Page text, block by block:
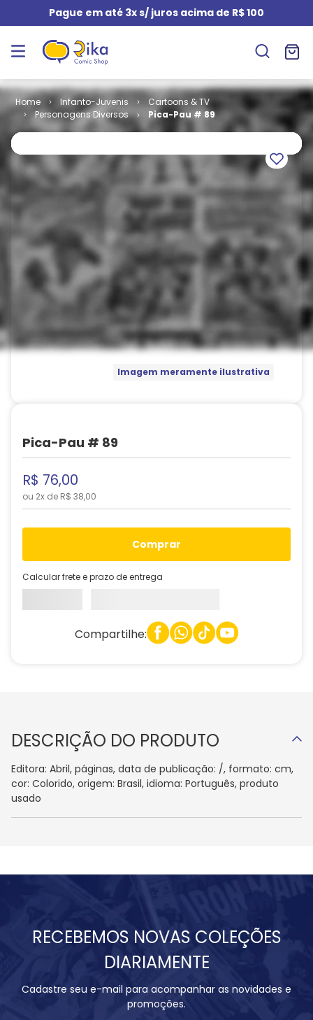
Pague em até 3x s/ juros acima de R$ 100
Infanto-Juvenis
Cartoons & TV
Personagens Diversos
Pica-Pau # 89
Imagem meramente ilustrativa
Pica-Pau # 89
R$ 76,00
ou 2x de R$ 38,00
comprar
Calcular frete e prazo de entrega
Compartilhe:
DESCRIÇÃO DO PRODUTO
Editora: Abril, páginas, data de publicação: /, formato: cm,
cor: Colorido, origem: Brasil, idioma: Português, produto
usado
RECEBEMOS NOVAS COLEÇÕES
DIARIAMENTE
Cadastre seu e-mail para acompanhar as novidades e
promoções.